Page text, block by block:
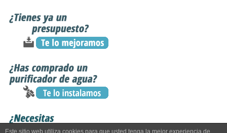
Este sitio web utiliza cookies para que usted tenga la mejor experiencia de